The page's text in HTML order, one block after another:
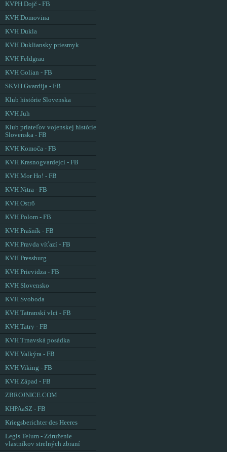
KVPH Dojč - FB
KVH Domovina
KVH Dukla
KVH Dukliansky priesmyk
KVH Feldgrau
KVH Golian - FB
SKVH Gvardija - FB
Klub histórie Slovenska
KVH Juh
Klub priateľov vojenskej histórie
Slovenska - FB
KVH Komoča - FB
KVH Krasnogvardejci - FB
KVH Mor Ho! - FB
KVH Nitra - FB
KVH Ostrô
KVH Polom - FB
KVH Prašník - FB
KVH Pravda víťazí - FB
KVH Pressburg
KVH Prievidza - FB
KVH Slovensko
KVH Svoboda
KVH Tatranskí vlci - FB
KVH Tatry - FB
KVH Trnavská posádka
KVH Valkýra - FB
KVH Viking - FB
KVH Západ - FB
ZBROJNICE.COM
KHPAaSZ - FB
Kriegsberichter des Heeres
Legis Telum - Združenie
vlastníkov strelných zbraní